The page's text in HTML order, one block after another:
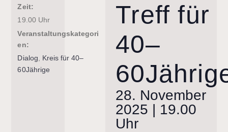
Treff für
40–
28. November
2025 | 19.00
Uhr
Zeit:
19.00 Uhr
Veranstaltungskategori
en:
Dialog
Kreis für 40–
60Jährige